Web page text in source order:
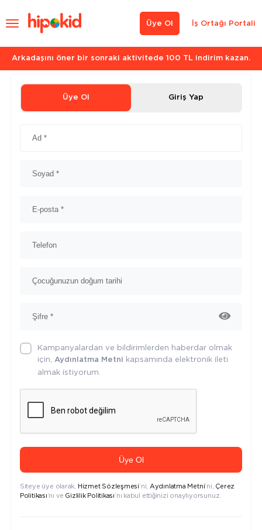
İş Ortağı Portali
Üye Ol
Arkadaşını öner bir sonraki aktivitede 100 TL indirim kazan.
Üye Ol Giriş Yap
Kampanyalardan ve bildirimlerden haberdar olmak
için, Aydınlatma Metni kapsamında elektronik ileti
almak istiyorum.
Üye Ol
Siteye üye olarak, Hizmet Sözleşmesi’ni, Aydınlatma Metni’ni, Çerez
Politikası’nı ve Gizlilik Politikası’nı kabul ettiğinizi onaylıyorsunuz.